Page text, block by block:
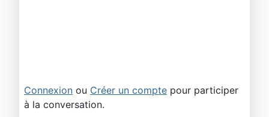
Connexion ou Créer un compte pour participer
à la conversation.